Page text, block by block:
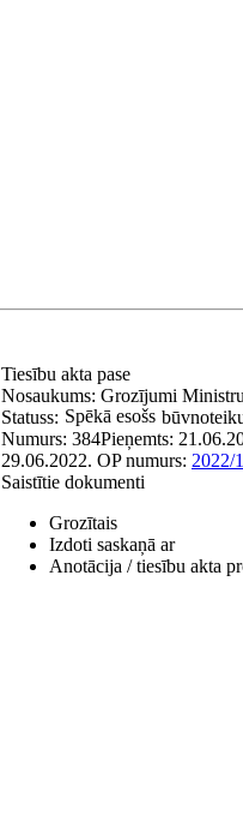
Tiesību akta pase
Nosaukums: Grozījumi
Statuss: Spēkā esošs
Numurs: 384Pieņemts:
29.06.2022. OP numurs: 2022/
Saistītie dokumenti
Grozītais
Izdoti saskaņā ar
Anotācija / tiesību akta